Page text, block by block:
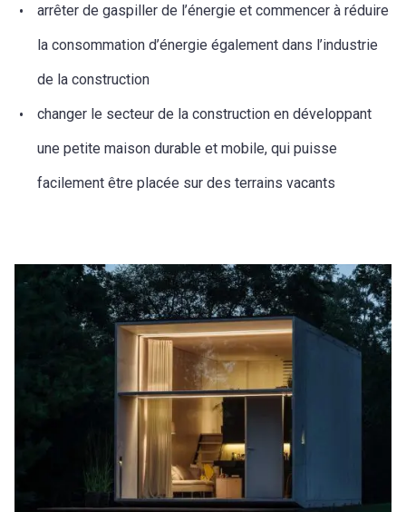
arrêter de gaspiller de l’énergie et commencer à réduire
la consommation d’énergie également dans l’industrie
de la construction
changer le secteur de la construction en développant
une petite maison durable et mobile, qui puisse
facilement être placée sur des terrains vacants